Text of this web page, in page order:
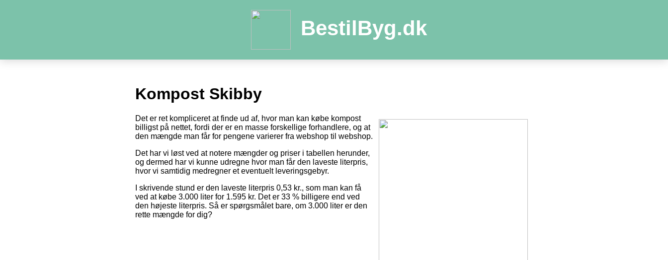
BestilByg.dk
Kompost Skibby
Det er ret kompliceret at finde ud af, hvor man kan købe kompost
billigst på nettet, fordi der er en masse forskellige forhandlere, og at
den mængde man får for pengene varierer fra webshop til webshop.
Det har vi løst ved at notere mængder og priser i tabellen herunder,
og dermed har vi kunne udregne hvor man får den laveste literpris,
hvor vi samtidig medregner et eventuelt leveringsgebyr.
I skrivende stund er den laveste literpris 0,53 kr., som man kan få
ved at købe 3.000 liter for 1.595 kr. Det er 33 % billigere end ved
den højeste literpris. Så er spørgsmålet bare, om 3.000 liter er den
rette mængde for dig?